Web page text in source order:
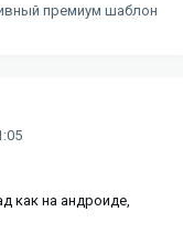
премиум шаблон
как на андроиде,